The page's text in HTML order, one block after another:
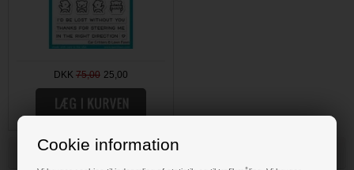
Cookie information
DKK 75,00 25,00
HOBBYBODEN, DIN SCRAP HOBBY BUTIK